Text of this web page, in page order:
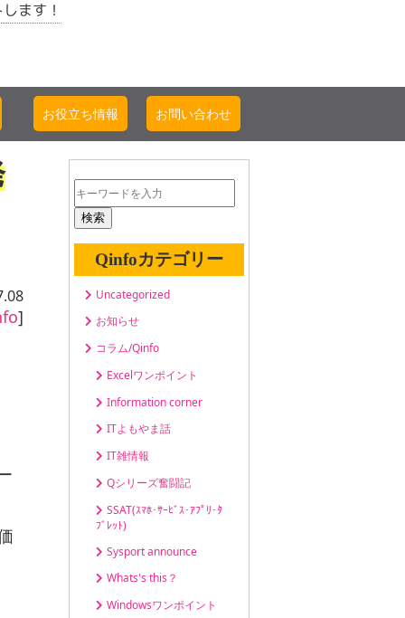
ます！
お役立ち情報 お問い合わせ
]
検索
Qinfoカテゴリー
Uncategorized
お知らせ
コラム/Qinfo
Excelワンポイント
Information corner
ITよもやま話
IT雑情報
Qシリーズ奮闘記
SSAT(ｽﾏﾎ･ｻｰﾋﾞｽ･ｱﾌﾟﾘ･ﾀ
ﾌﾞﾚｯﾄ)
Sysport announce
Whats's this？
Windowsワンポイント